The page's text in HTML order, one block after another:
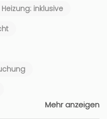
Heizung: inklusive
Mehr anzeigen